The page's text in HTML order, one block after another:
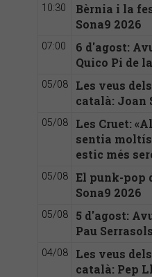
10:30
Bèrnia i la
Sona9 2026
07:00
6 d'agost:
Quico Pi de
05/08
Les veus
català: Joan
05/08
Les Cruet:
sentia
estic més
05/08
El punk-pop
Sona9 2026
05/08
5 d'agost:
Pau
04/08
Les veus
català: Pep